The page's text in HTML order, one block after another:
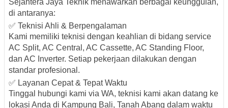
di antaranya:
✅ Teknisi Ahli & Berpengalaman
Kami memiliki teknisi dengan keahlian di bidang service
AC Split, AC Central, AC Cassette, AC Standing Floor,
dan AC Inverter. Setiap pekerjaan dilakukan dengan
standar profesional.
✅ Layanan Cepat & Tepat Waktu
Tinggal hubungi kami via WA, teknisi kami akan datang ke
lokasi Anda di Kampung Bali, Tanah Abang dalam waktu